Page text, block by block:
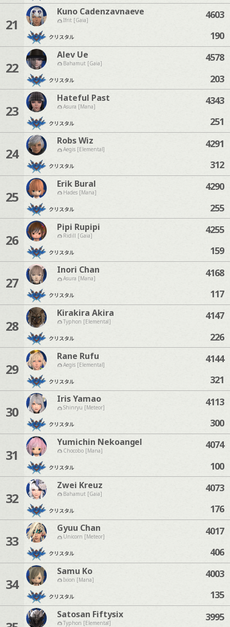
21
Kuno Cadenzavnaeve
Ifrit [Gaia]
クリスタル
4603
190
22
Alev Ue
Bahamut [Gaia]
クリスタル
4578
203
23
Hateful Past
Asura [Mana]
クリスタル
4343
251
24
Robs Wiz
Aegis [Elemental]
クリスタル
4291
312
25
Erik Bural
Hades [Mana]
クリスタル
4290
255
26
Pipi Rupipi
Ridill [Gaia]
クリスタル
4255
159
27
Inori Chan
Asura [Mana]
クリスタル
4168
117
28
Kirakira Akira
Typhon [Elemental]
クリスタル
4147
226
29
Rane Rufu
Aegis [Elemental]
クリスタル
4144
321
30
Iris Yamao
Shinryu [Meteor]
クリスタル
4113
300
31
Yumichin Nekoangel
Chocobo [Mana]
クリスタル
4074
100
32
Zwei Kreuz
Bahamut [Gaia]
クリスタル
4073
176
33
Gyuu Chan
Unicorn [Meteor]
クリスタル
4017
406
34
Samu Ko
Ixion [Mana]
クリスタル
4003
135
Satosan Fiftysix
Typhon [Elemental] 3995